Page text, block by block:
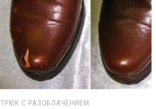
ТРЮК С РАЗОБЛАЧЕНИЕМ